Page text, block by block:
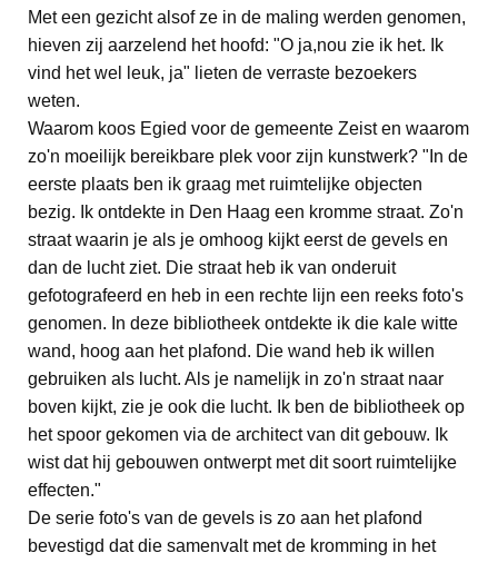
Met een gezicht alsof ze in de maling werden genomen,
hieven zij aarzelend het hoofd: "O ja,nou zie ik het. Ik
vind het wel leuk, ja" lieten de verraste bezoekers
weten.
Waarom koos Egied voor de gemeente Zeist en waarom
zo'n moeilijk bereikbare plek voor zijn kunstwerk? "In de
eerste plaats ben ik graag met ruimtelijke objecten
bezig. Ik ontdekte in Den Haag een kromme straat. Zo'n
straat waarin je als je omhoog kijkt eerst de gevels en
dan de lucht ziet. Die straat heb ik van onderuit
gefotografeerd en heb in een rechte lijn een reeks foto's
genomen. In deze bibliotheek ontdekte ik die kale witte
wand, hoog aan het plafond. Die wand heb ik willen
gebruiken als lucht. Als je namelijk in zo'n straat naar
boven kijkt, zie je ook die lucht. Ik ben de bibliotheek op
het spoor gekomen via de architect van dit gebouw. Ik
wist dat hij gebouwen ontwerpt met dit soort ruimtelijke
effecten."
De serie foto's van de gevels is zo aan het plafond
bevestigd dat die samenvalt met de kromming in het